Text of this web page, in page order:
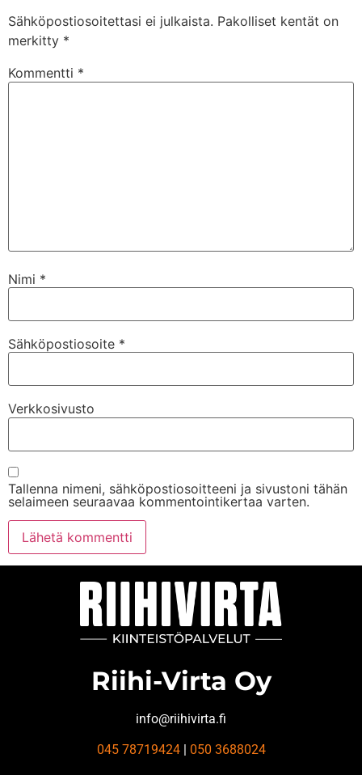
Sähköpostiosoitettasi ei julkaista. Pakolliset kentät on
merkitty *
Kommentti *
Nimi *
Sähköpostiosoite *
Verkkosivusto
Tallenna nimeni, sähköpostiosoitteeni ja sivustoni tähän
selaimeen seuraavaa kommentointikertaa varten.
Riihi-Virta Oy
info@riihivirta.fi
045 78719424| 050 3688024